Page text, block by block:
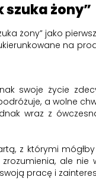
szuka żony”
żony” jako
na
swoje życie
a wolne
wraz z
z którymi
zrozumienia, ale
pracę i